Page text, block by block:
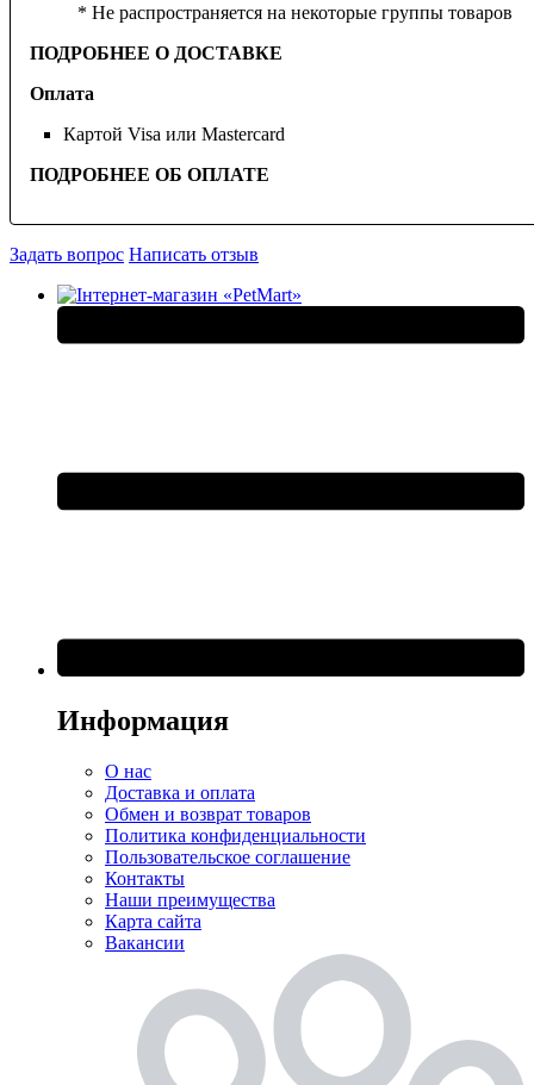
* Не распространяется на некоторые группы товаров
ПОДРОБНЕЕ О ДОСТАВКЕ
Оплата
Картой Visa или Mastercard
ПОДРОБНЕЕ ОБ ОПЛАТЕ
Задать вопрос Написать отзыв
Информация
О нас
Доставка и оплата
Обмен и возврат товаров
Политика конфиденциальности
Пользовательское соглашение
Контакты
Наши преимущества
Карта сайта
Вакансии